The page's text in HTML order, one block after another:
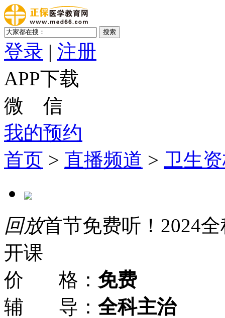
登录 | 注册
APP下载
微 信
我的预约
首页 > 直播频道 > 卫生
回放首节免费听！2024
开课
价 格： 免费
辅 导： 全科主治